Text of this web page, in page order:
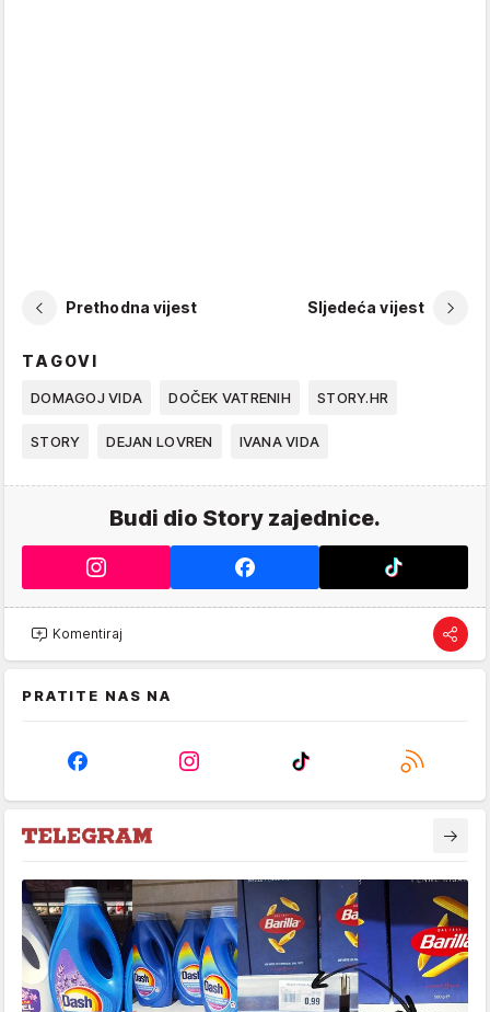
Prethodna vijest Sljedeća vijest
TAGOVI
DOMAGOJ VIDA DOČEK VATRENIH STORY.HR
STORY DEJAN LOVREN IVANA VIDA
Budi dio Story zajednice.
Komentiraj
PRATITE NAS NA